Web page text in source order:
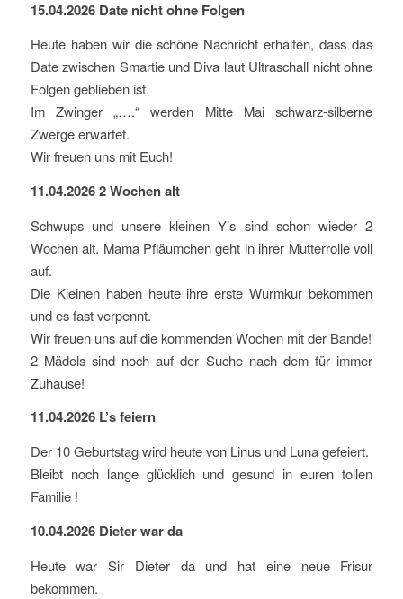
15.04.2026 Date nicht ohne Folgen
Heute haben wir die schöne Nachricht erhalten, dass das
Date zwischen Smartie und Diva laut Ultraschall nicht ohne
Folgen geblieben ist.
Im Zwinger „….“ werden Mitte Mai schwarz-silberne
Zwerge erwartet.
Wir freuen uns mit Euch!
11.04.2026 2 Wochen alt
Schwups und unsere kleinen Y’s sind schon wieder 2
Wochen alt. Mama Pfläumchen geht in ihrer Mutterrolle voll
auf.
Die Kleinen haben heute ihre erste Wurmkur bekommen
und es fast verpennt.
Wir freuen uns auf die kommenden Wochen mit der Bande!
2 Mädels sind noch auf der Suche nach dem für immer
Zuhause!
11.04.2026 L’s feiern
Der 10 Geburtstag wird heute von Linus und Luna gefeiert.
Bleibt noch lange glücklich und gesund in euren tollen
Familie !
10.04.2026 Dieter war da
Heute war Sir Dieter da und hat eine neue Frisur
bekommen.